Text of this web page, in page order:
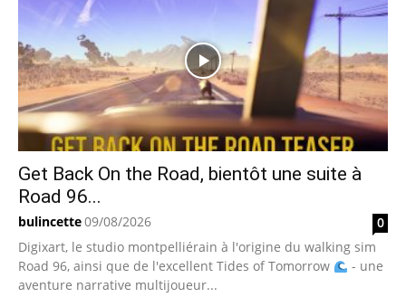
Get Back On the Road, bientôt une suite à
Road 96...
bulincette09/08/2026
0
Digixart, le studio montpelliérain à l'origine du walking sim
Road 96, ainsi que de l'excellent Tides of Tomorrow
- une
aventure narrative multijoueur...